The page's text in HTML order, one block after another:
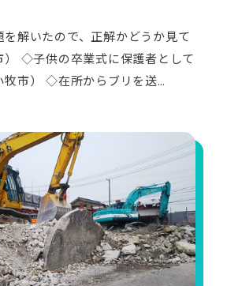
解いたので、正解かどうか見て
） ◇子供の卒業式に保護者として
牧市） ◇在所からブリを送…